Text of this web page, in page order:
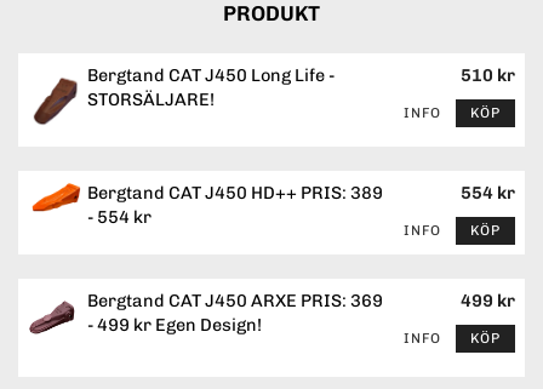
PRODUKT
Bergtand CAT J450 Long Life -
STORSÄLJARE!
510 kr
INFO KÖP
Bergtand CAT J450 HD++ PRIS: 389
- 554 kr
554 kr
INFO KÖP
Bergtand CAT J450 ARXE PRIS: 369
- 499 kr Egen Design!
499 kr
INFO KÖP